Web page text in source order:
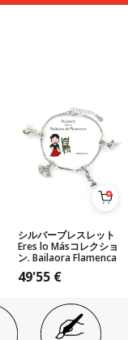
シルバーブレスレット
Eres lo Másコレクショ
ン. Bailaora Flamenca
49'55 €